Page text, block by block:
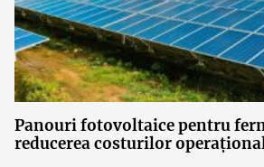
Panouri fotovoltaice pentru
reducerea costurilor